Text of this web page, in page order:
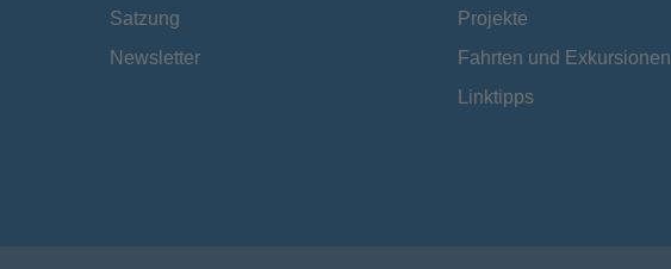
Satzung
Newsletter
Projekte
Fahrten und Exkursionen
Linktipps